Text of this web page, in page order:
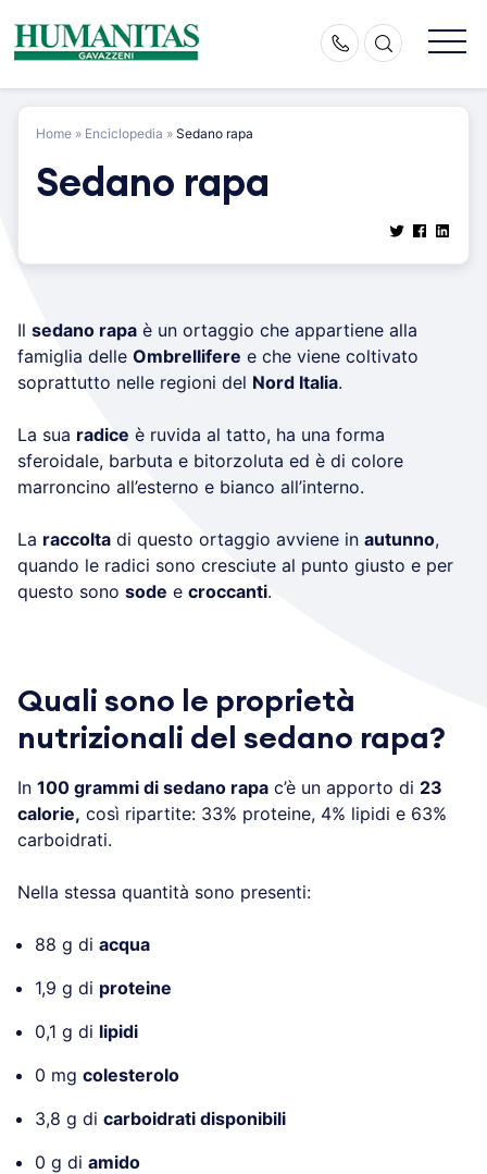
content
Home » Enciclopedia » Sedano rapa
Sedano rapa
Il sedano rapa è un ortaggio che appartiene alla
famiglia delle Ombrellifere e che viene coltivato
soprattutto nelle regioni del Nord Italia.
La sua radice è ruvida al tatto, ha una forma
sferoidale, barbuta e bitorzoluta ed è di colore
marroncino all’esterno e bianco all’interno.
La raccolta di questo ortaggio avviene in autunno,
quando le radici sono cresciute al punto giusto e per
questo sono sode e croccanti.
Quali sono le proprietà
nutrizionali del sedano rapa?
In 100 grammi di sedano rapa c’è un apporto di 23
calorie, così ripartite: 33% proteine, 4% lipidi e 63%
carboidrati.
Nella stessa quantità sono presenti:
88 g di acqua
1,9 g di proteine
0,1 g di lipidi
0 mg colesterolo
3,8 g di carboidrati disponibili
0 g di amido